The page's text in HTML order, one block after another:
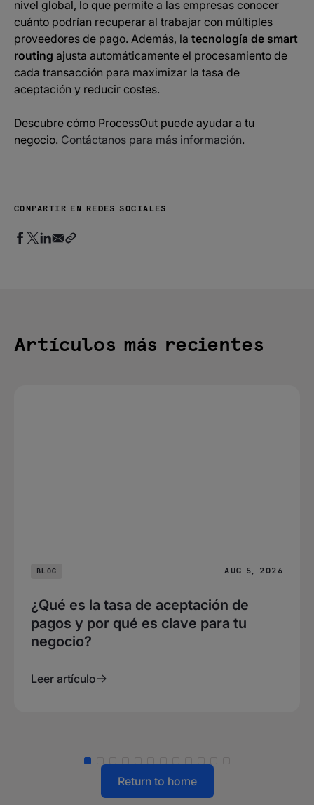
nivel global, lo que permite a las empresas conocer
cuánto podrían recuperar al trabajar con múltiples
proveedores de pago. Además, la tecnología de smart
routing ajusta automáticamente el procesamiento de
cada transacción para maximizar la tasa de
aceptación y reducir costes.
Descubre cómo ProcessOut puede ayudar a tu
negocio. Contáctanos para más información.
COMPARTIR EN REDES SOCIALES
Artículos más recientes
BLOG AUG 5, 2026
¿Qué es la tasa de aceptación de
pagos y por qué es clave para tu
negocio?
Leer artículo
Return to home